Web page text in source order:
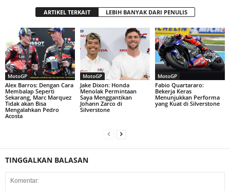
ARTIKEL TERKAIT LEBIH BANYAK DARI PENULIS
MotoGP
Alex Barros: Dengan Cara
Membalap Seperti
Sekarang, Marc Marquez
Tidak akan Bisa
Mengalahkan Pedro
Acosta
MotoGP
Jake Dixon: Honda
Menolak Permintaan
Saya Menggantikan
Johann Zarco di
Silverstone
MotoGP
Fabio Quartararo:
Bekerja Keras
Menunjukkan Performa
yang Kuat di Silverstone
TINGGALKAN BALASAN